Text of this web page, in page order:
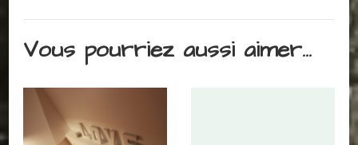
Vous pourriez aussi aimer...